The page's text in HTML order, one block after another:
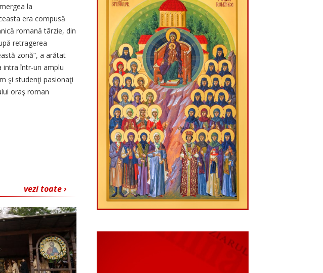
la
era compusă
romană târzie, din
retragerea
zonă“, a arătat
intra într-un amplu
şi studenţi pasionaţi
oraş roman
vezi toate ›